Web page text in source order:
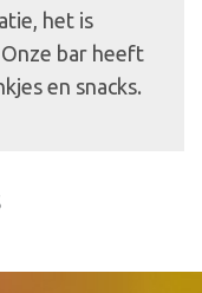
het is
bar heeft
en snacks.